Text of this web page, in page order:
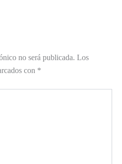
no será publicada. Los
con *